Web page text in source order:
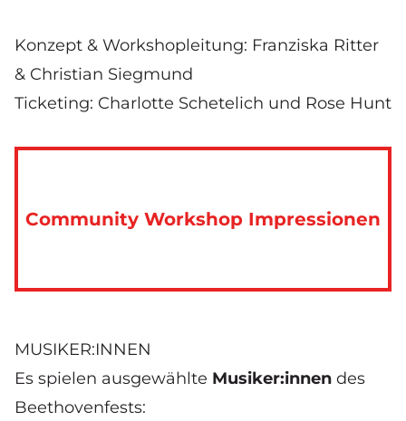
Konzept & Workshopleitung: Franziska Ritter
& Christian Siegmund
Ticketing: Charlotte Schetelich und Rose Hunt
Community Workshop Impressionen
MUSIKER:INNEN
Es spielen ausgewählte Musiker:innen des
Beethovenfests: